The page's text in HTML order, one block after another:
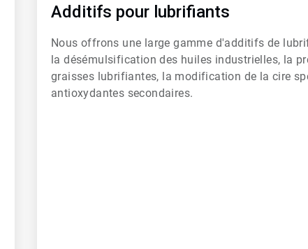
Additifs pour lubrifiants
Nous offrons une large gamme d'additifs de
la désémulsification des huiles industrielles, la
graisses lubrifiantes, la modification de la cire
antioxydantes secondaires.